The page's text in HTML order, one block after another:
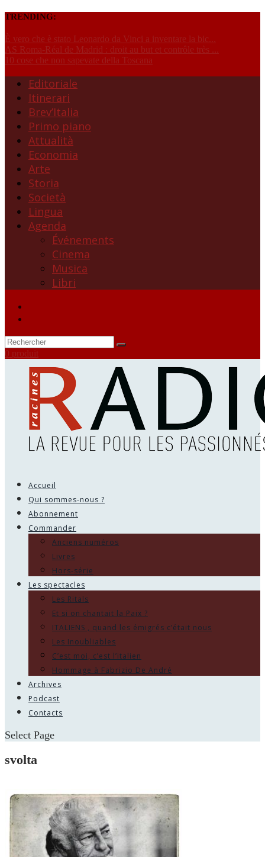
TRENDING:
È vero che è stato Leonardo da Vinci a inventare la bic...
AS Roma-Réal de Madrid : droit au but et contrôle très ...
10 cose che non sapevate della Toscana
Editoriale
Itinerari
Brev’Italia
Primo piano
Attualità
Economia
Arte
Storia
Società
Lingua
Agenda
Événements
Cinema
Musica
Libri
0 produit
Accueil
Qui sommes-nous ?
Abonnement
Commander
Anciens numéros
Livres
Hors-série
Les spectacles
Les Ritals
Et si on chantait la Paix ?
ITALIENS , quand les émigrés c’était nous
Les Inoubliables
C’est moi, c’est l’italien
Hommage à Fabrizio De André
Archives
Podcast
Contacts
Select Page
svolta